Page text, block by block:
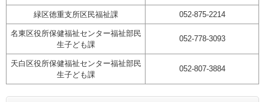
緑区徳重支所区民福祉課 052-875-2214
名東区役所保健福祉センター福祉部民
生子ども課
052-778-3093
天白区役所保健福祉センター福祉部民
生子ども課
052-807-3884